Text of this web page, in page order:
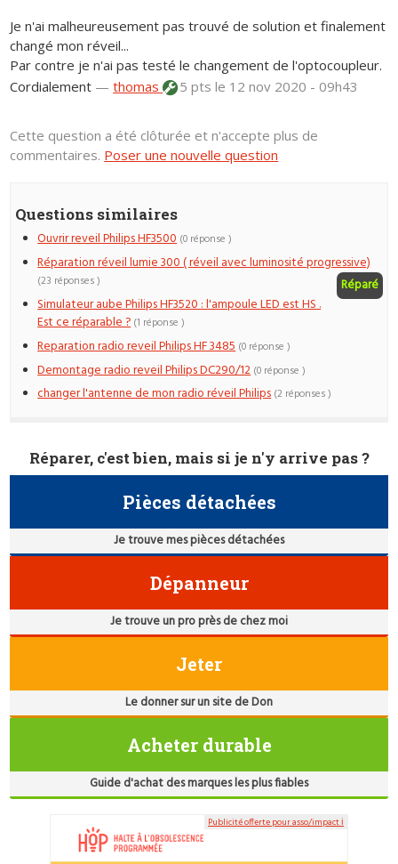
Je n'ai malheureusement pas trouvé de solution et finalement
changé mon réveil...
Par contre je n'ai pas testé le changement de l'optocoupleur.
Cordialement —thomas 5 ptsle 12 nov 2020 - 09h43
Cette question a été clôturée et n'accepte plus de
commentaires. Poser une nouvelle question
Questions similaires
Ouvrir reveil Philips HF3500 (0 réponse )
Réparation réveil lumie 300 ( réveil avec luminosité progressive)
Réparé
(23 réponses )
Simulateur aube Philips HF3520 : l'ampoule LED est HS .
Est ce réparable ? (1 réponse )
Reparation radio reveil Philips HF 3485 (0 réponse )
Demontage radio reveil Philips DC290/12 (0 réponse )
changer l'antenne de mon radio réveil Philips (2 réponses )
Réparer, c'est bien, mais si je n'y arrive pas ?
Pièces détachées
Je trouve mes pièces détachées
Dépanneur
Je trouve un pro près de chez moi
Jeter
Le donner sur un site de Don
Acheter durable
Guide d'achat des marques les plus fiables
Publicité offerte pour asso/impact ℹ